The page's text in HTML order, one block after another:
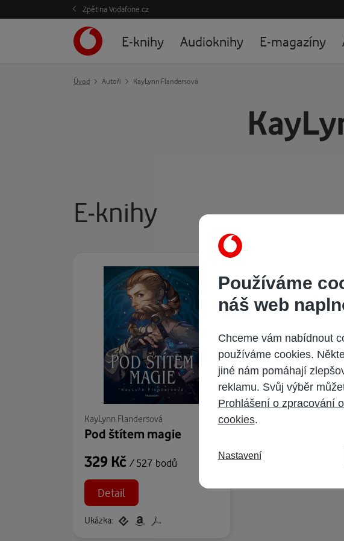
Zpět na Vodafone.cz
E-knihy Audioknihy E-magazíny
Úvod Autoři KayLynn Flandersová
E-knihy
KayLynn Flandersová
Pod štítem magie
329 Kč / 527 bodů
Detail
Ukázka:
Používáme
náš web
Chceme vám nabídnout
používáme cookies.
jiné nám pomáhají
reklamu. Svůj výběr
Prohlášení o zpracování
cookies.
Nastavení